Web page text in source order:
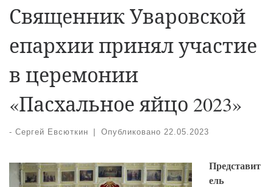
Священник Уваровской
епархии принял участие
в церемонии
«Пасхальное яйцо 2023»
- Сергей Евсюткин Опубликовано 22.05.2023
Представит
ель